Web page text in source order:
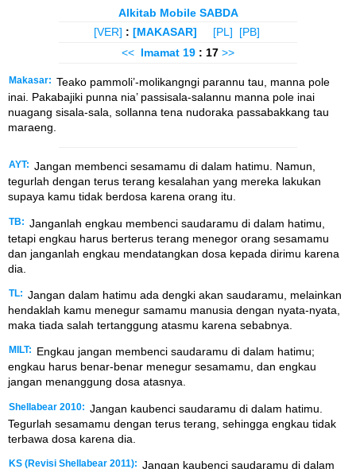
Alkitab Mobile SABDA
[VER] : [MAKASAR] [PL]
[PB]
<< Imamat 19 : 17 >>
Makasar: Teako pammoli’-molikangngi parannu tau, manna pole
inai. Pakabajiki punna nia’ passisala-salannu manna pole inai
nuagang sisala-sala, sollanna tena nudoraka passabakkang tau
maraeng.
AYT: Jangan membenci sesamamu di dalam hatimu. Namun,
tegurlah dengan terus terang kesalahan yang mereka lakukan
supaya kamu tidak berdosa karena orang itu.
TB: Janganlah engkau membenci saudaramu di dalam hatimu,
tetapi engkau harus berterus terang menegor orang sesamamu
dan janganlah engkau mendatangkan dosa kepada dirimu karena
dia.
TL: Jangan dalam hatimu ada dengki akan saudaramu, melainkan
hendaklah kamu menegur samamu manusia dengan nyata-nyata,
maka tiada salah tertanggung atasmu karena sebabnya.
MILT:
Engkau jangan membenci saudaramu di dalam hatimu;
engkau harus benar-benar menegur sesamamu, dan engkau
jangan menanggung dosa atasnya.
Shellabear 2010: Jangan kaubenci saudaramu di dalam hatimu.
Tegurlah sesamamu dengan terus terang, sehingga engkau tidak
terbawa dosa karena dia.
KS (Revisi Shellabear 2011): Jangan kaubenci saudaramu di dalam